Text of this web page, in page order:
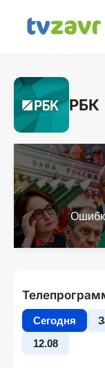
РБК
Сегодня
12.08